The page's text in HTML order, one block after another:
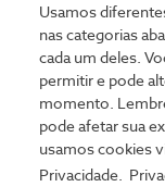
Usamos
nas categorias
cada um deles.
permitir e pode
momento.
pode afetar sua
usamos cookies
Privacidade.